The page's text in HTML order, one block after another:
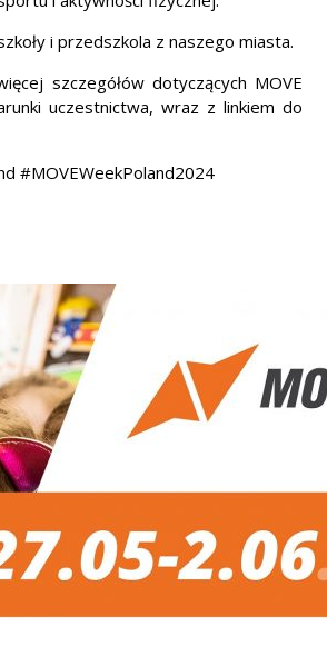
i przedszkola z naszego miasta.
szczegółów dotyczących MOVE
uczestnictwa, wraz z linkiem do
#MOVEWeekPoland2024